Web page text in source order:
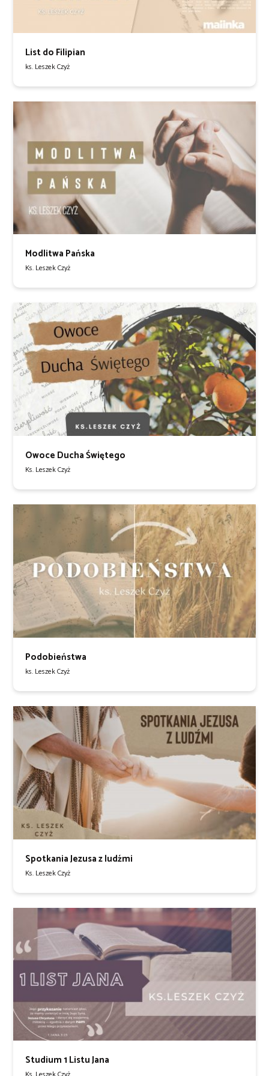
List do Filipian
ks. Leszek Czyż
Modlitwa Pańska
Ks. Leszek Czyż
Owoce Ducha Świętego
Ks. Leszek Czyż
Podobieństwa
ks. Leszek Czyż
Spotkania Jezusa z ludźmi
Ks. Leszek Czyż
Studium 1 Listu Jana